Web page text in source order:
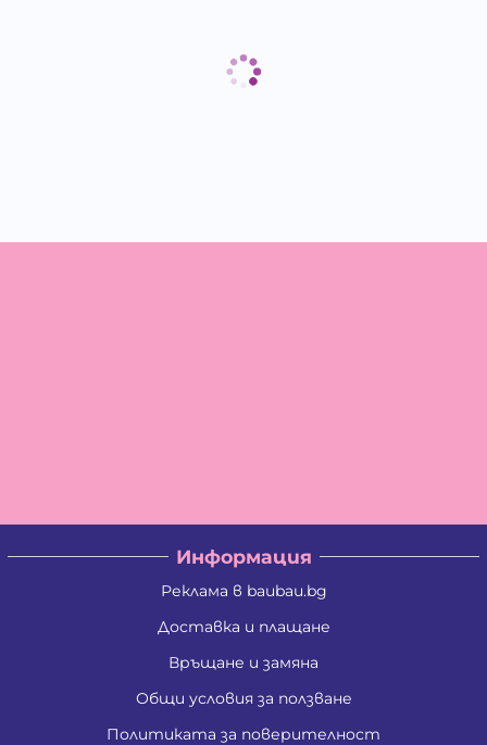
Информация
Реклама в baubau.bg
Доставка и плащане
Връщане и замяна
Общи условия за ползване
Политиката за поверителност